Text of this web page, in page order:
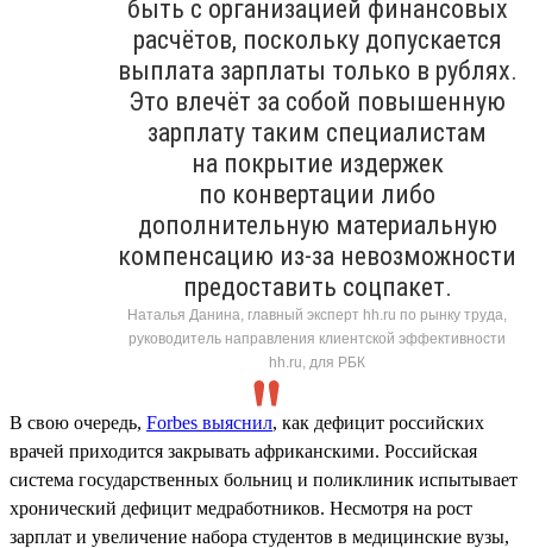
быть с организацией финансовых
расчётов, поскольку допускается
выплата зарплаты только в рублях.
Это влечёт за собой повышенную
зарплату таким специалистам
на покрытие издержек
по конвертации либо
дополнительную материальную
компенсацию из-за невозможности
предоставить соцпакет.
Наталья Данина, главный эксперт hh.ru по рынку труда,
руководитель направления клиентской эффективности
hh.ru, для РБК
В свою очередь, Forbes выяснил, как дефицит российских
врачей приходится закрывать африканскими. Российская
система государственных больниц и поликлиник испытывает
хронический дефицит медработников. Несмотря на рост
зарплат и увеличение набора студентов в медицинские вузы,